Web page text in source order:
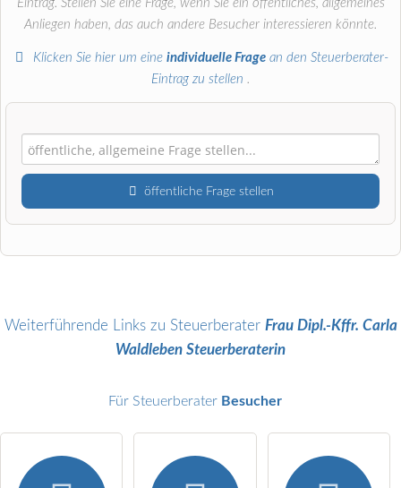
Eintrag. Stellen Sie eine Frage, wenn Sie ein öffentliches, allgemeines
Anliegen haben, das auch andere Besucher interessieren könnte.
Klicken Sie hier um eineindividuelle Frage an den Steuerberater-
Eintrag zu stellen .
öffentliche Frage stellen
Name
Weiterführende Links zu Steuerberater Frau Dipl.-Kffr. Carla
Waldleben Steuerberaterin
Für Steuerberater Besucher